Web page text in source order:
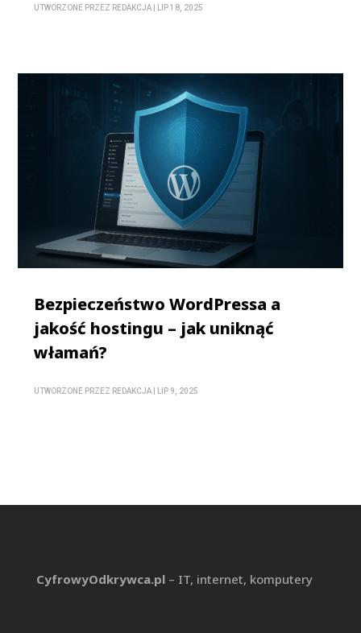
UTWORZONE PRZEZ REDAKCJA LIP 18, 2025
Bezpieczeństwo WordPressa a
jakość hostingu – jak uniknąć
włamań?
UTWORZONE PRZEZ REDAKCJA LIP 9, 2025
CyfrowyOdkrywca.pl– IT, internet, komputery